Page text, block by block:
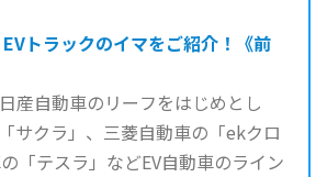
トラックのイマをご紹介！《前
産自動車のリーフをはじめとし
サクラ」、三菱自動車の「ekクロ
「テスラ」などEV自動車のライン